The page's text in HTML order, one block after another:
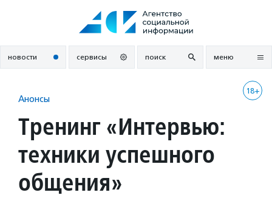
новости сервисы поиск меню
18+
Анонсы
Тренинг «Интервью:
техники успешного
общения»